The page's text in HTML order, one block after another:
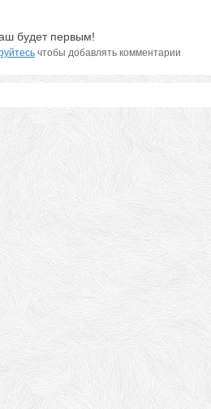
будет первым!
чтобы добавлять комментарии